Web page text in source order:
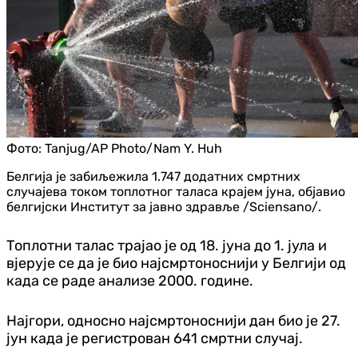
Фото: Tanjug/AP Photo/Nam Y. Huh
Белгија је забиљежила 1.747 додатних смртних
случајева током топлотног таласа крајем јуна, објавио
белгијски Институт за јавно здравље /Sciensano/.
Топлотни талас трајао је од 18. јуна до 1. јула и
вјерује се да је био најсмртоноснији у Белгији од
када се раде анализе 2000. године.
Најгори, односно најсмртоноснији дан био је 27.
јун када је регистрован 641 смртни случај.